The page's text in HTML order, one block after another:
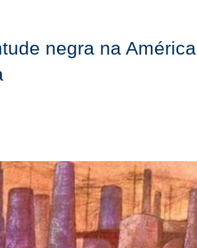
negra na América